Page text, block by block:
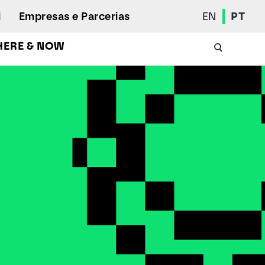
Associação de Estudantes
Prémios e Quadro de Mérito
Serviços de Ação Social
Regulamentos
& NOW
Empresas e Parcerias EN PT